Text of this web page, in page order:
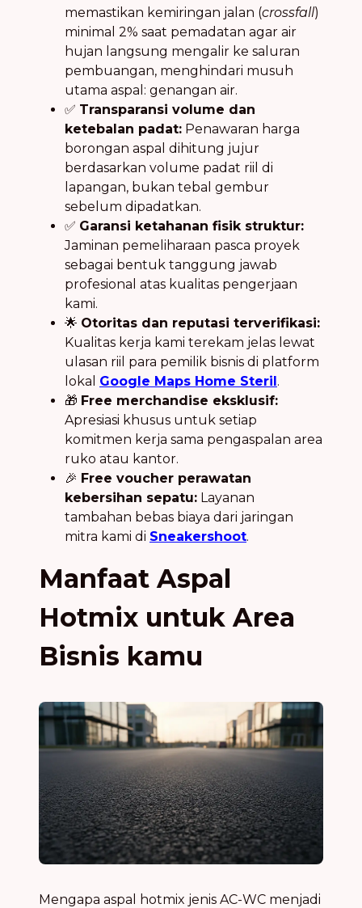
memastikan kemiringan jalan (crossfall)
minimal 2% saat pemadatan agar air
hujan langsung mengalir ke saluran
pembuangan, menghindari musuh
utama aspal: genangan air.
✅ Transparansi volume dan
ketebalan padat: Penawaran harga
borongan aspal dihitung jujur
berdasarkan volume padat riil di
lapangan, bukan tebal gembur
sebelum dipadatkan.
✅ Garansi ketahanan fisik struktur:
Jaminan pemeliharaan pasca proyek
sebagai bentuk tanggung jawab
profesional atas kualitas pengerjaan
kami.
🌟 Otoritas dan reputasi terverifikasi:
Kualitas kerja kami terekam jelas lewat
ulasan riil para pemilik bisnis di platform
lokal Google Maps Home Steril.
🎁 Free merchandise eksklusif:
Apresiasi khusus untuk setiap
komitmen kerja sama pengaspalan area
ruko atau kantor.
🎉 Free voucher perawatan
kebersihan sepatu: Layanan
tambahan bebas biaya dari jaringan
mitra kami di Sneakershoot.
Manfaat Aspal
Hotmix untuk Area
Bisnis kamu
Mengapa aspal hotmix jenis AC-WC menjadi